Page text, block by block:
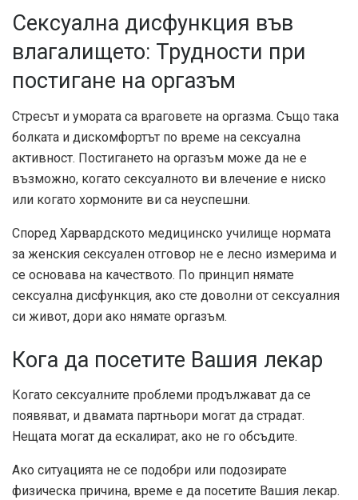
Сексуална дисфункция във
влагалището: Трудности при
постигане на оргазъм
Стресът и умората са враговете на оргазма. Също така
болката и дискомфортът по време на сексуална
активност. Постигането на оргазъм може да не е
възможно, когато сексуалното ви влечение е ниско
или когато хормоните ви са неуспешни.
Според Харвардското медицинско училище нормата
за женския сексуален отговор не е лесно измерима и
се основава на качеството. По принцип нямате
сексуална дисфункция, ако сте доволни от сексуалния
си живот, дори ако нямате оргазъм.
Кога да посетите Вашия лекар
Когато сексуалните проблеми продължават да се
появяват, и двамата партньори могат да страдат.
Нещата могат да ескалират, ако не го обсъдите.
Ако ситуацията не се подобри или подозирате
физическа причина, време е да посетите Вашия лекар.